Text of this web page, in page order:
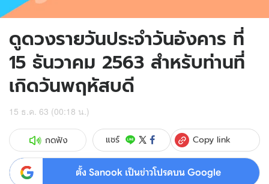
ดูดวงรายวันประจำวันอังคาร ที่
15 ธันวาคม 2563 สำหรับท่านที่
เกิดวันพฤหัสบดี
15 ธ.ค. 63 (00:18 น.)
กดฟัง แชร์ Copy link
ตั้ง Sanook เป็นข่าวโปรดบน Google